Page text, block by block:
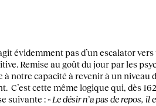
évidemment pas d’un escalator
Remise au goût du jour par les
notre capacité à revenir à un niveau
cette même logique qui, dès
suivante : « Le désir n’a pas de repos, il